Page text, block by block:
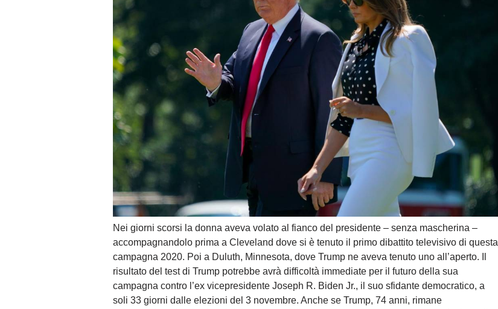
Nei giorni scorsi la donna aveva volato al fianco del presidente – senza mascherina –
accompagnandolo prima a Cleveland dove si è tenuto il primo dibattito televisivo di questa
campagna 2020. Poi a Duluth, Minnesota, dove Trump ne aveva tenuto uno all’aperto. Il
risultato del test di Trump potrebbe avrà difficoltà immediate per il futuro della sua
campagna contro l’ex vicepresidente Joseph R. Biden Jr., il suo sfidante democratico, a
soli 33 giorni dalle elezioni del 3 novembre. Anche se Trump, 74 anni, rimane